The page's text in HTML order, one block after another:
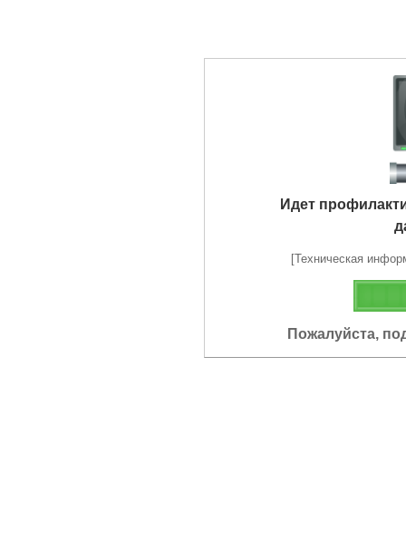
Идет
[Техническая
Пожалуйста,